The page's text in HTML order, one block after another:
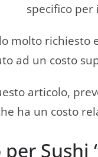
specifico per
molto richiesto
ad un costo
articolo,
ha un costo
per Sushi